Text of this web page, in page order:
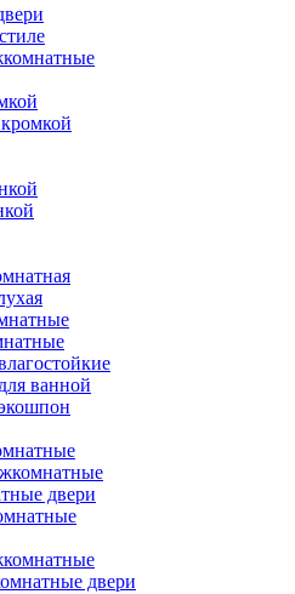
ванной
двери
двери